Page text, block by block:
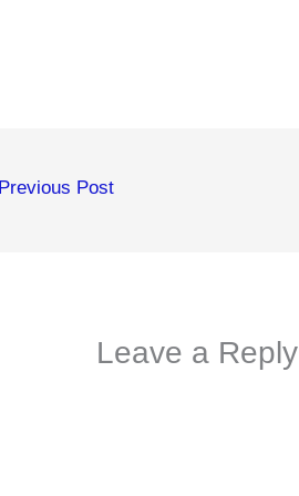
Previous Post
Leave a Reply